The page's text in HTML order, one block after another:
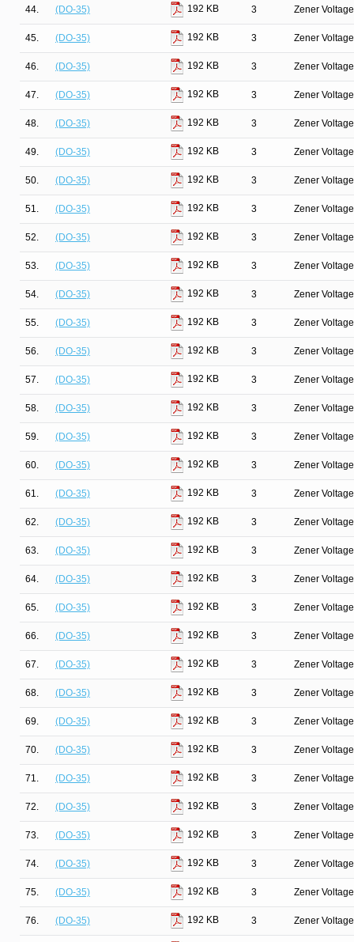
44. (DO-35) 192 KB 3 Zener
45. (DO-35) 192 KB 3 Zener
46. (DO-35) 192 KB 3 Zener
47. (DO-35) 192 KB 3 Zener
48. (DO-35) 192 KB 3 Zener
49. (DO-35) 192 KB 3 Zener
50. (DO-35) 192 KB 3 Zener
51. (DO-35) 192 KB 3 Zener
52. (DO-35) 192 KB 3 Zener
53. (DO-35) 192 KB 3 Zener
54. (DO-35) 192 KB 3 Zener
55. (DO-35) 192 KB 3 Zener
56. (DO-35) 192 KB 3 Zener
57. (DO-35) 192 KB 3 Zener
58. (DO-35) 192 KB 3 Zener
59. (DO-35) 192 KB 3 Zener
60. (DO-35) 192 KB 3 Zener
61. (DO-35) 192 KB 3 Zener
62. (DO-35) 192 KB 3 Zener
63. (DO-35) 192 KB 3 Zener
64. (DO-35) 192 KB 3 Zener
65. (DO-35) 192 KB 3 Zener
66. (DO-35) 192 KB 3 Zener
67. (DO-35) 192 KB 3 Zener
68. (DO-35) 192 KB 3 Zener
69. (DO-35) 192 KB 3 Zener
70. (DO-35) 192 KB 3 Zener
71. (DO-35) 192 KB 3 Zener
72. (DO-35) 192 KB 3 Zener
73. (DO-35) 192 KB 3 Zener
74. (DO-35) 192 KB 3 Zener
75. (DO-35) 192 KB 3 Zener
76. (DO-35) 192 KB 3 Zener